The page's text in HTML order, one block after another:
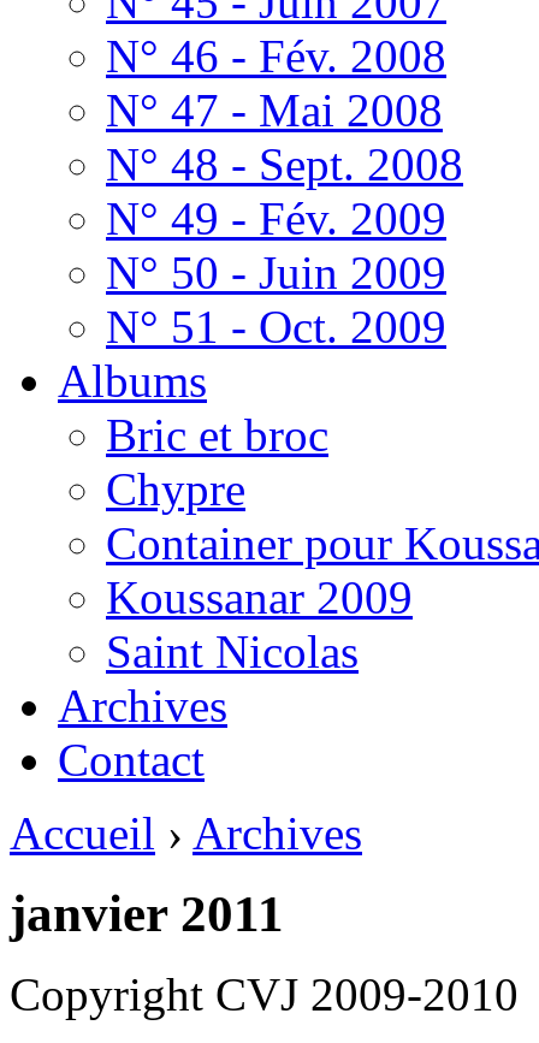
N° 46 - Fév. 2008
N° 47 - Mai 2008
N° 48 - Sept. 2008
N° 49 - Fév. 2009
N° 50 - Juin 2009
N° 51 - Oct. 2009
Albums
Bric et broc
Chypre
Container pour
Koussanar 2009
Saint Nicolas
Archives
Contact
Accueil › Archives
janvier 2011
Copyright CVJ 2009-2010